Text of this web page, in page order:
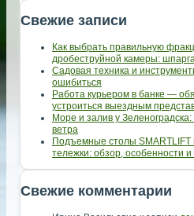
Свежие записи
Как выбрать правильную
дробеструйной камеры:
Садовая техника и
ошибиться
Работа курьером в банке —
устроиться выездным
Море и залив у
ветра
Подъемные столы SMARTLIFT
тележки: обзор, особенности
Свежие комментарии